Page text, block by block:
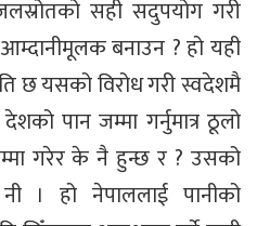
सही सदुपयोग गरी
बनाउन ? हो यही
छ यसको विरोध गरी स्वदेशमै
पान जम्मा गर्नुमात्र ठूलो
गरेर के नै हुन्छ र ? उसको
। हो नेपाललाई पानीको